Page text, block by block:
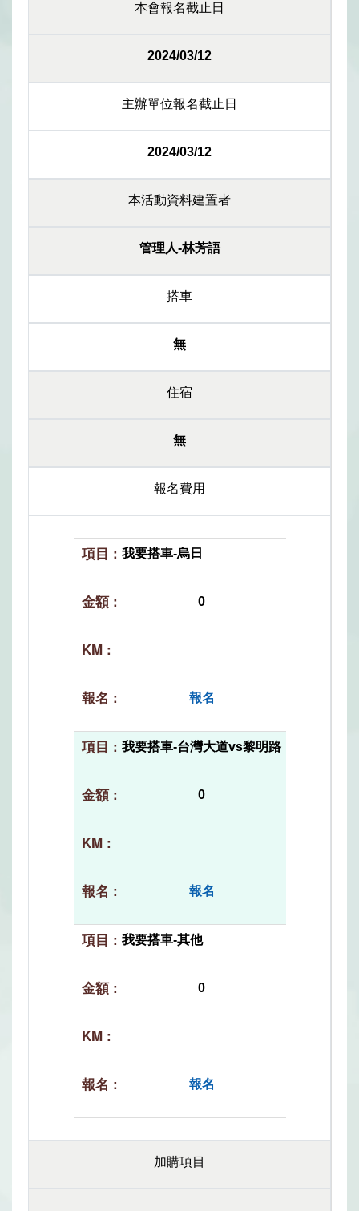
本會報名截止日
2024/03/12
主辦單位報名截止日
2024/03/12
本活動資料建置者
管理人-林芳語
搭車
無
住宿
無
報名費用
我要搭車-烏日
0
報名
我要搭車-台灣大道vs黎明路
0
報名
我要搭車-其他
0
報名
加購項目